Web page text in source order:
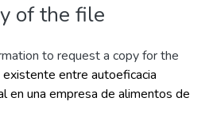
of the file
to request a copy for the
existente entre autoeficacia
en una empresa de alimentos de